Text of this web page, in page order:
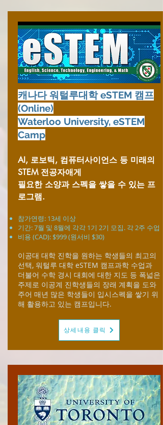
캐나다 워털루대학 eSTEM 캠프
(Online)
Waterloo University, eSTEM
Camp
AI, 로보틱, 컴퓨터사이언스 등 미래의
STEM 전공자애게
필요한 소양과 스펙을 쌓을 수 있는 프
로그램.
참가연령: 13세 이상
​기간: 7월 및 8월에 각각 1기 2기 모집. 각 2주 수업
비용 (CAD): $999 (원서비 $30)
이공대 대학 진학을 원하는 학생들의 최고의
선택, 워털루 대학 eSTEM 캠프과학 수업과
더불어 수학 경시 대회에 대한 지도 등 폭넓은
주제로 이공계 진학생들의 장래 계획을 도와
주어 매년 많은 학생들이 입시스펙을 쌓기 위
해 활용하고 있는 캠프입니다.
상세내용 클릭